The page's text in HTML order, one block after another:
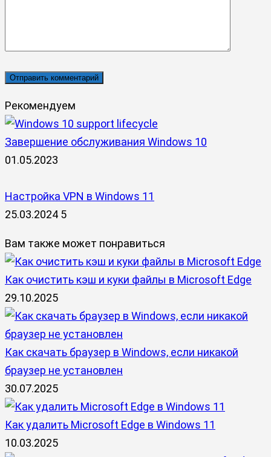
Рекомендуем
Завершение обслуживания Windows 10
01.05.2023
Настройка VPN в Windows 11
25.03.2024 5
Вам также может понравиться
Как очистить кэш и куки файлы в Microsoft Edge
29.10.2025
Как скачать браузер в Windows, если никакой
браузер не установлен
30.07.2025
Как удалить Microsoft Edge в Windows 11
10.03.2025